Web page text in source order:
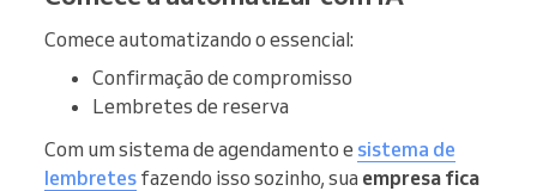
Comece automatizando o essencial:
Confirmação de compromisso
Lembretes de reserva
Com um sistema de agendamento e sistema de
lembretes fazendo isso sozinho, sua empresa fica